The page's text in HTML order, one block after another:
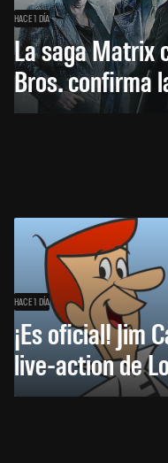
HACE 1 DÍA
La saga Matrix
Bros. confirma
HACE 1 DÍA
¡Es oficial! Jim
live-action de